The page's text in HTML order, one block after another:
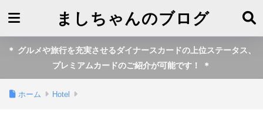
ましちゃんのブログ
＊ グルメや旅行を充実させるダイナースカードの上位ステータス、
プレミアムカードのご紹介が可能です！ ＊
ホーム Hotel